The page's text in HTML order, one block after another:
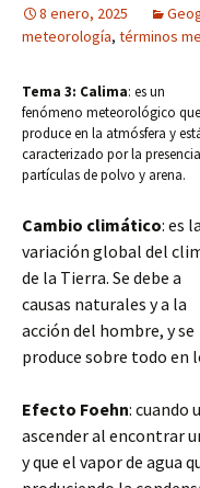
8 enero, 2025
meteorología, términos
Tema 3: Calima: es un
fenómeno meteorológico
produce en la atmósfera y
caracterizado por la
partículas de polvo y arena.
Cambio climático: es la
variación global del
de la Tierra. Se debe a
causas naturales y a la
acción del hombre, y se
produce sobre todo en
Efecto Foehn: cuando
ascender al encontrar
y que el vapor de agua